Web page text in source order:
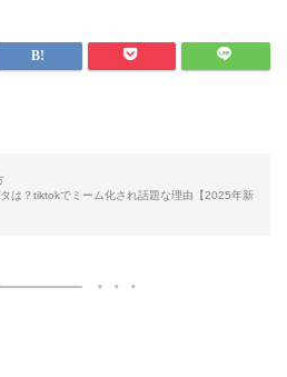
は？tiktokでミーム化され話題な理由【2025年新